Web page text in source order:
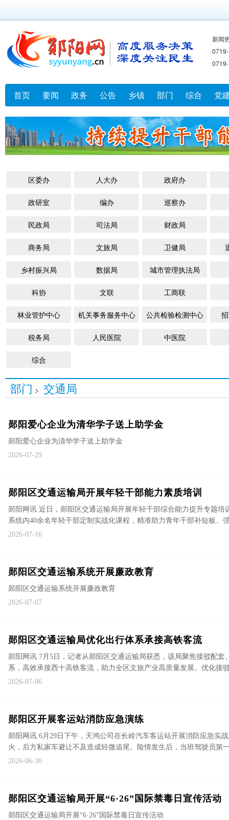
新闻
首页 要闻 政务 公告 乡镇 部门 综合 党
区委办 人大办 政府办
政研室 编办 巡察办
民政局 司法局 财政局
商务局 文旅局 卫健局
乡村振兴局 数据局 城市管理执法局
科协 文联 工商联
林业管护中心 机关事务服务中心 公共检验检测中心
税务局 人民医院 中医院
综合
部门 > 交通局
郧阳爱心企业为清华学子送上助学金
郧阳爱心企业为清华学子送上助学金
2026-07-29
郧阳区交通运输局开展年轻干部能力素质培训
郧阳网讯 近日，郧阳区交通运输局开展年轻干部综合能力提升专题
系统内40余名年轻干部定制实战化课程，精准助力青年干部补短板、
2026-07-16
郧阳区交通运输系统开展廉政教育
郧阳区交通运输系统开展廉政教育
2026-07-07
郧阳区交通运输局优化出行体系承接高铁客流
郧阳网讯 7月5日，记者从郧阳区交通运输局获悉，该局聚焦接驳配
系，高效承接西十高铁客流，助力全区文旅产业高质量发展。优化接
2026-07-06
郧阳区开展客运站消防应急演练
郧阳网讯 6月29日下午，天鸿公司在长岭汽车客运站开展消防应急实
火，后方私家车避让不及造成轻微追尾。险情发生后，当班驾驶员第
2026-06-30
郧阳区交通运输局开展“6·26”国际禁毒日宣传活动
郧阳区交通运输局开展“6·26”国际禁毒日宣传活动